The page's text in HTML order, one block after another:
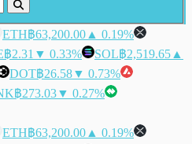
ETH฿63,200.00 ▲ 0.19%
฿2.31 ▼ 0.33% SOL฿2,519.65 ▲
DOT฿26.58▼ 0.73%
฿273.03▼ 0.27%
ETH฿63,200.00 ▲ 0.19%